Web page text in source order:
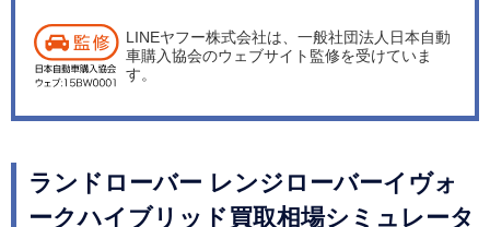
DA方式）の容量を確保しており、40：20：40の
分割可倒式リヤシートを倒すことで最大1156Ｌ
では初となるマイルド・ハイブリッドを設定。48
Vのバッテリー、ベルト・インテグレーテッド・
LINEヤフー株式会社は、一般社団法人日本自動
車購入協会のウェブサイト監修を受けていま
す。
ランドローバー レンジローバーイヴォ
ークハイブリッド買取相場シミュレータ